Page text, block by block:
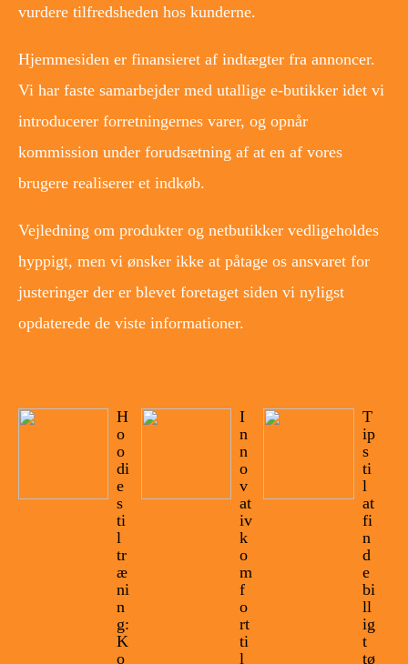
vurdere tilfredsheden hos kunderne.
Hjemmesiden er finansieret af indtægter fra annoncer.
Vi har faste samarbejder med utallige e-butikker idet vi
introducerer forretningernes varer, og opnår
kommission under forudsætning af at en af vores
brugere realiserer et indkøb.
Vejledning om produkter og netbutikker vedligeholdes
hyppigt, men vi ønsker ikke at påtage os ansvaret for
justeringer der er blevet foretaget siden vi nyligst
opdaterede de viste informationer.
H
o
o
di
e
s
ti
l
tr
æ
ni
n
g:
K
o
I
n
n
o
v
at
iv
k
o
m
f
o
rt
ti
l
T
ip
s
ti
l
at
fi
n
d
e
bi
ll
ig
t
tø